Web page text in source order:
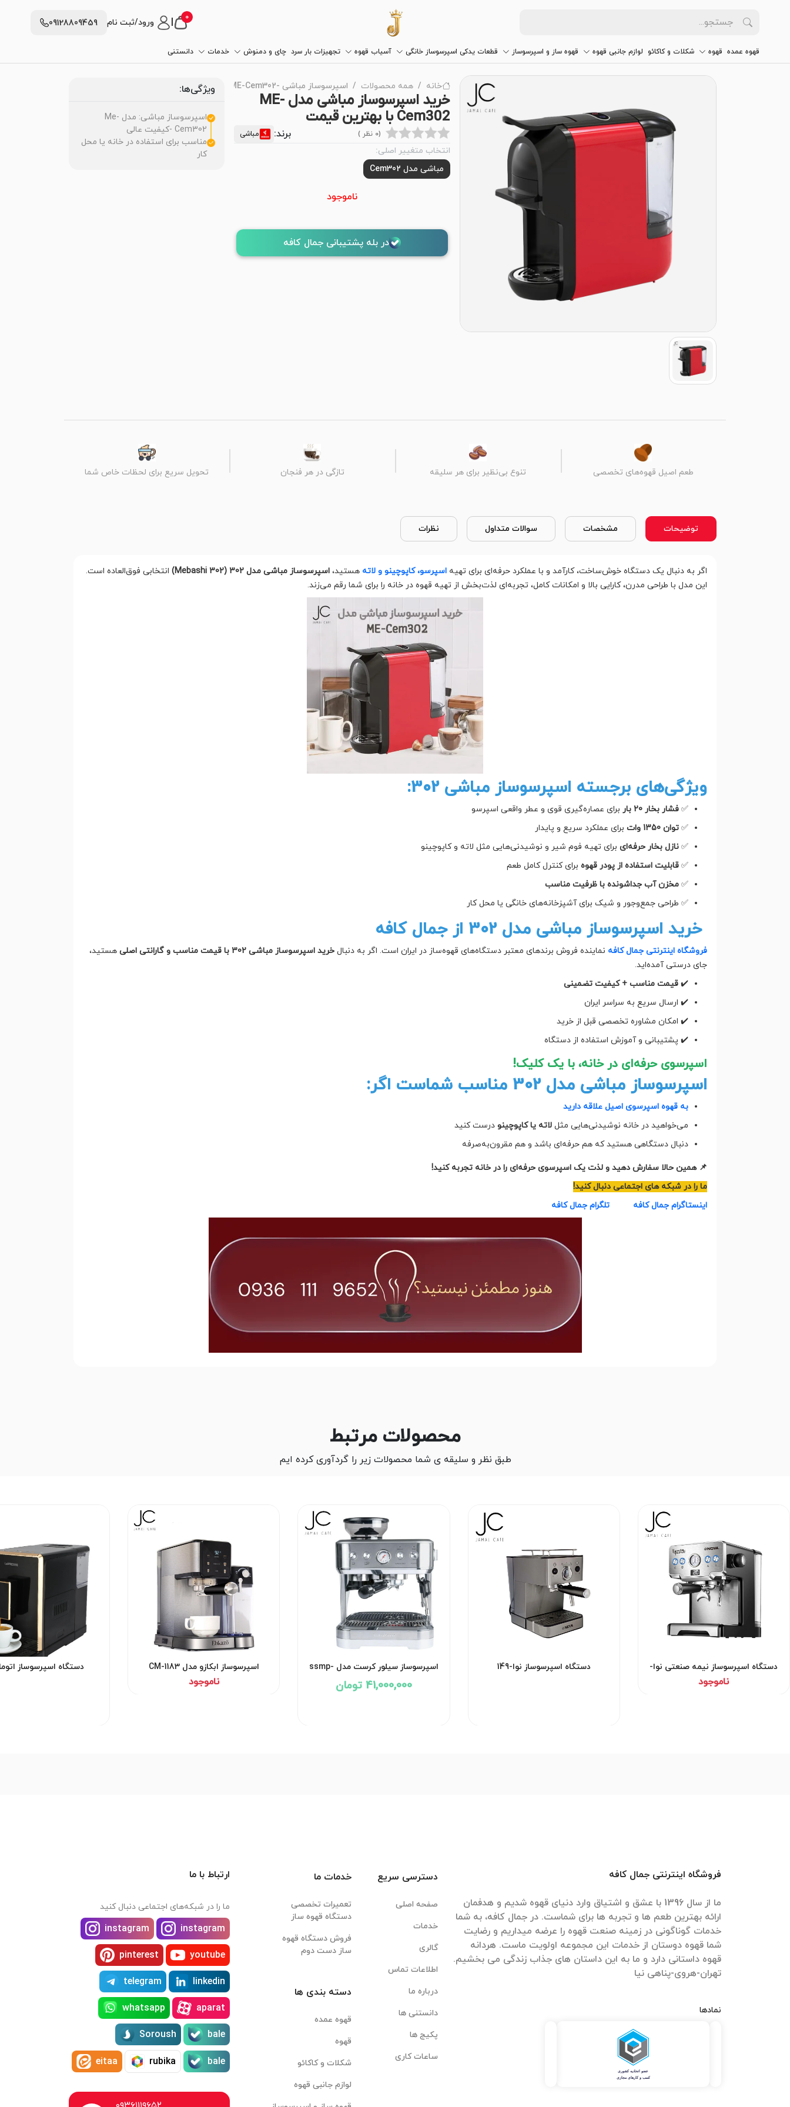
0 ورود/ثبت نام 09128809459
قهوه عمده قهوه شکلات و کاکائو لوازم جانبی قهوه قهوه ساز و اسپرسوساز قطعات یدکی اسپرسوساز خانگی آسیاب قهوه تجهیزات بار سرد چای و دمنوش خدمات دانستنی
خانه همه محصولات اسپرسوساز مباشی -ME-Cem302
خرید اسپرسوساز مباشی مدل ME-
Cem302 با بهترین قیمت
(0 نظر ) برند: مباشی
انتخاب متغییر اصلی:
مباشی مدل Cem302
ناموجود
در بله پشتیبانی جمال کافه
ویژگی‌ها:
اسپرسوساز مباشی: مدل Me-
Cem302 -کیفیت عالی
مناسب برای استفاده در خانه یا محل
کار
طعم اصیل قهوه‌های تخصصی تنوع بی‌نظیر برای هر سلیقه تازگی در هر فنجان تحویل سریع برای لحظات خاص شما
توضیحات مشخصات سوالات متداول نظرات
اگر به دنبال یک دستگاه خوش‌ساخت، کارآمد و با عملکرد حرفه‌ای برای تهیه اسپرسو، کاپوچینو و لاته هستید، اسپرسوساز مباشی مدل 302 (Mebashi 302)
انتخابی فوق‌العاده است.
این مدل با طراحی مدرن، کارایی بالا و امکانات کامل، تجربه‌ای لذت‌بخش از تهیه قهوه در خانه را برای شما رقم می‌زند.
ویژگی‌های برجسته اسپرسوساز مباشی 302:
✅ فشار بخار 20 بار
برای عصاره‌گیری قوی و عطر واقعی اسپرسو
✅ توان 1350 وات
برای عملکرد سریع و پایدار
✅ نازل بخار حرفه‌ایبرای تهیه فوم شیر و نوشیدنی‌هایی مثل لاته و کاپوچینو
✅ قابلیت استفاده از پودر قهوهبرای کنترل کامل طعم
✅ مخزن آب جداشونده با ظرفیت مناسب
✅ طراحی جمع‌وجور و شیک برای آشپزخانه‌های خانگی یا محل کار
خرید اسپرسوساز مباشی مدل 302 از جمال کافه
فروشگاه اینترنتی جمال کافه نماینده فروش برندهای معتبر دستگاه‌های قهوه‌ساز در ایران است. اگر به دنبال خرید اسپرسوساز مباشی 302 با قیمت مناسب و گارانتی اصلی
هستید،
جای درستی آمده‌اید.
✔️ قیمت مناسب + کیفیت تضمینی
✔️ ارسال سریع به سراسر ایران
✔️ امکان مشاوره تخصصی قبل از خرید
✔️ پشتیبانی و آموزش استفاده از دستگاه
اسپرسوی حرفه‌ای در خانه، با یک کلیک!
اسپرسوساز مباشی مدل 302 مناسب شماست اگر:
به قهوه اسپرسوی اصیل علاقه دارید
می‌خواهید در خانه نوشیدنی‌هایی مثللاته یا کاپوچینودرست کنید
دنبال دستگاهی هستید که هم حرفه‌ای باشد و هم مقرون‌به‌صرفه
📌 همین حالا سفارش دهید و لذت یک اسپرسوی حرفه‌ای را در خانه تجربه کنید!
ما را در شبکه های اجتماعی دنبال کنید!
اینستاگرام جمال کافه
تلگرام جمال کافه
محصولات مرتبط
طبق نظر و سلیقه ی شما محصولات زیر را گردآوری کرده ایم
دستگاه اسپرسوساز نیمه صنعتی نوا-
ناموجود
دستگاه اسپرسوساز نوا-149
اسپرسوساز سیلور کرست مدل ssmp-
41,000,000 تومان
اسپرسوساز ابکازو مدل CM-1183
ناموجود
دستگاه اسپرسوساز
فروشگاه اینترنتی جمال کافه
ما از سال 1396 با عشق و اشتیاق وارد دنیای قهوه شدیم و هدفمان
ارائه بهترین طعم ها و تجربه ها برای شماست. در جمال کافه، به شما
خدمات گوناگونی در زمینه صنعت قهوه را عرضه میداریم و رضایت
شما قهوه دوستان از خدمات این مجموعه اولویت ماست. هردانه
قهوه داستانی دارد و ما به این داستان های جذاب زندگی می بخشیم.
تهران-هروی-پناهی نیا
نمادها
دسترسی سریع
صفحه اصلی
خدمات
گالری
اطلاعات تماس
درباره ما
دانستنی ها
پکیج ها
ساعات کاری
خدمات ما
تعمیرات تخصصی
دستگاه قهوه ساز
فروش دستگاه قهوه
ساز دست دوم
دسته بندی ها
قهوه عمده
قهوه
شکلات و کاکائو
لوازم جانبی قهوه
ارتباط با ما
ما را در شبکه‌های اجتماعی دنبال کنید
instagram
instagram
youtube
pinterest
linkedin
telegram
aparat
whatsapp
bale
Soroush
bale
rubika
eitaa